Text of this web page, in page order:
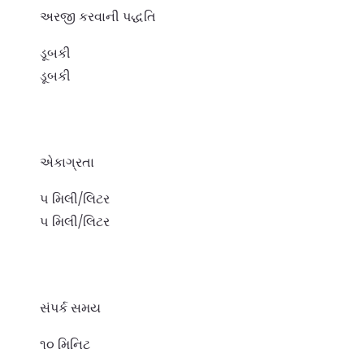
અરજી કરવાની પદ્ધતિ
ડૂબકી
ડૂબકી
એકાગ્રતા
૫ મિલી/લિટર
૫ મિલી/લિટર
સંપર્ક સમય
૧૦ મિનિટ